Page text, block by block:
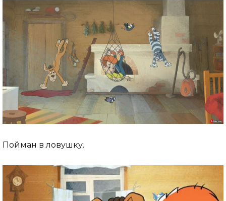
Пойман в ловушку.